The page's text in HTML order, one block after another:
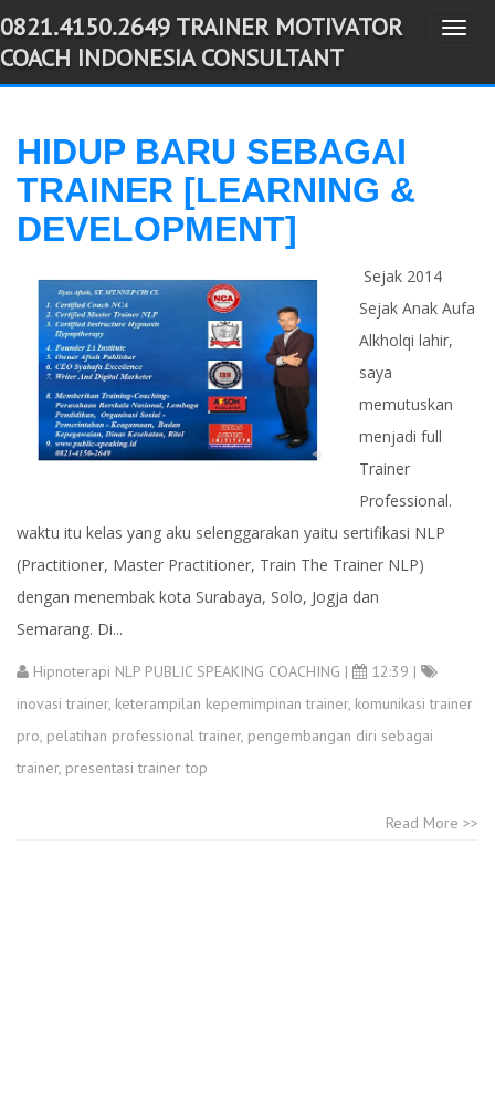
-->
T
g
i
0821.4150.2649 TRAINER MOTIVATOR
COACH INDONESIA CONSULTANT
HIDUP BARU SEBAGAI
TRAINER [LEARNING &
DEVELOPMENT]
Sejak 2014
Sejak Anak Aufa
Alkholqi lahir,
saya
memutuskan
menjadi full
Trainer
Professional.
waktu itu kelas yang aku selenggarakan yaitu sertifikasi NLP
(Practitioner, Master Practitioner, Train The Trainer NLP)
dengan menembak kota Surabaya, Solo, Jogja dan
Semarang. Di...
Hipnoterapi NLP PUBLIC SPEAKING COACHING |
12:39 |
inovasi trainer, keterampilan kepemimpinan trainer, komunikasi trainer
pro, pelatihan professional trainer, pengembangan diri sebagai
trainer, presentasi trainer top
Read More >>